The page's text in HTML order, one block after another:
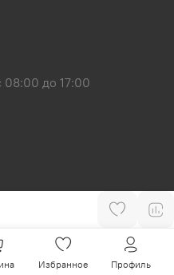
08:00 до 17:00
Избранное Профиль